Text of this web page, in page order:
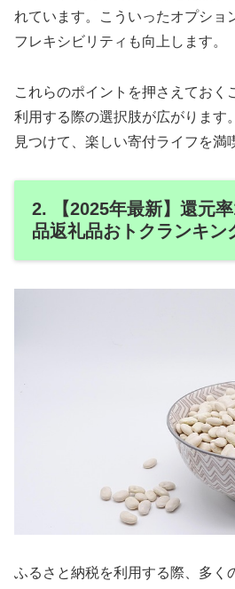
れています。こういったオプショ
フレキシビリティも向上します。
これらのポイントを押さえておく
利用する際の選択肢が広がります
見つけて、楽しい寄付ライフを満
2. 【2025年最新】還元
品返礼品おトクランキン
ふるさと納税を利用する際、多く